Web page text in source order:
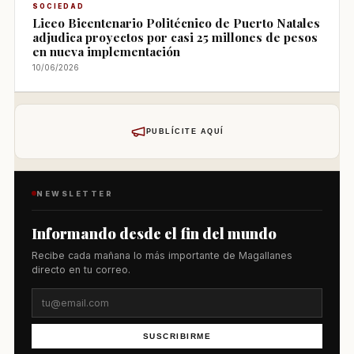
SOCIEDAD
Liceo Bicentenario Politécnico de Puerto Natales
adjudica proyectos por casi 25 millones de pesos
en nueva implementación
10/06/2026
PUBLÍCITE AQUÍ
NEWSLETTER
Informando desde el fin del mundo
Recibe cada mañana lo más importante de Magallanes
directo en tu correo.
SUSCRIBIRME